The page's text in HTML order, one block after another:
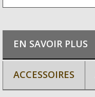
EN SAVOIR PLUS
ACCESSOIRES